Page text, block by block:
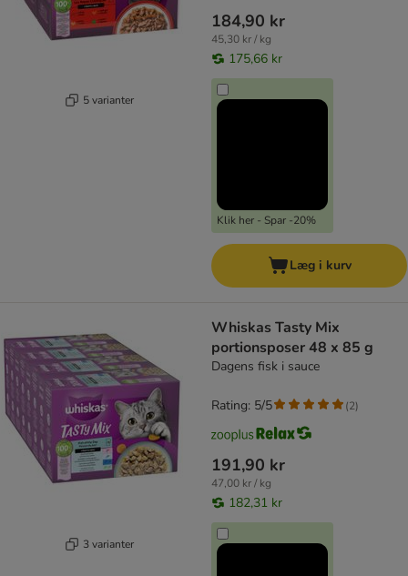
5 varianter
184,90 kr
45,30 kr / kg
175,66 kr
Klik her - Spar -20%
Læg i kurv
3 varianter
Whiskas Tasty Mix
portionsposer 48 x 85 g
Dagens fisk i sauce
191,90 kr
47,00 kr / kg
182,31 kr
Rating: 5/5 (2)